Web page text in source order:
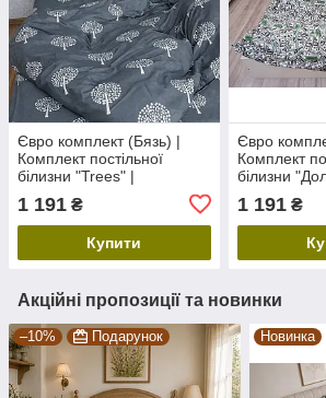
Євро комплект (Бязь) |
Комплект постільної
білизни "Trees" |
Простирадло 240х220 см
1 191 ₴
Купити
Євро
Комплект
білизни
1 191₴
Акційні пропозиції та новинки
–10% Подарунок Новинка